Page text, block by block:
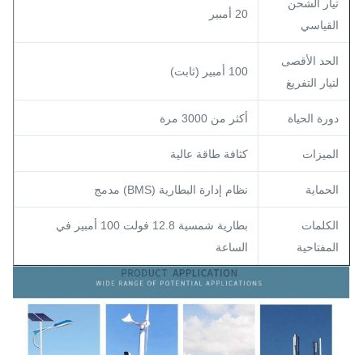
تيار الشحن
القياسي
20 أمبير
الحد الأقصى
لتيار التفريغ
100 أمبير (ثابت)
دورة الحياة أكثر من 3000 مرة
الميزات كثافة طاقة عالية
الحماية نظام إدارة البطارية (BMS) مدمج
الكلمات
المفتاحية
بطارية شمسية 12.8 فولت 100 أمبير في
الساعة